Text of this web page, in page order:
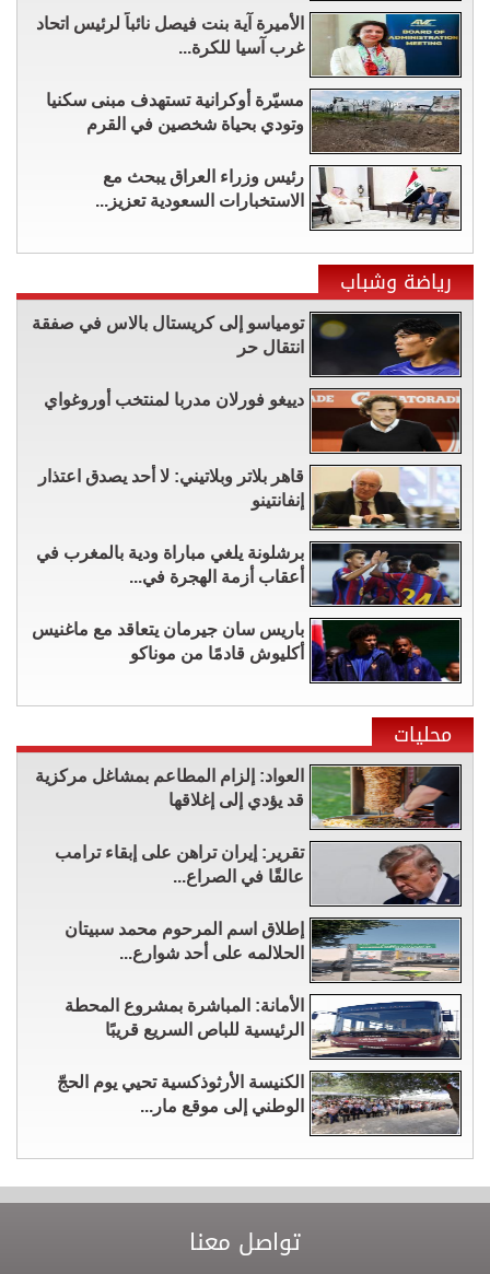
الأميرة آية بنت فيصل نائباً لرئيس اتحاد
غرب آسيا للكرة...
مسيّرة أوكرانية تستهدف مبنى سكنيا
وتودي بحياة شخصين في القرم
رئيس وزراء العراق يبحث مع
الاستخبارات السعودية تعزيز...
رياضة وشباب
تومياسو إلى كريستال بالاس في صفقة
انتقال حر
دييغو فورلان مدربا لمنتخب أوروغواي
قاهر بلاتر وبلاتيني: لا أحد يصدق اعتذار
إنفانتينو
برشلونة يلغي مباراة ودية بالمغرب في
أعقاب أزمة الهجرة في...
باريس سان جيرمان يتعاقد مع ماغنيس
أكليوش قادمًا من موناكو
محليات
العواد: إلزام المطاعم بمشاغل مركزية
قد يؤدي إلى إغلاقها
تقرير: إيران تراهن على إبقاء ترامب
عالقًا في الصراع...
إطلاق اسم المرحوم محمد سبيتان
الحلالمه على أحد شوارع...
الأمانة: المباشرة بمشروع المحطة
الرئيسية للباص السريع قريبًا
الكنيسة الأرثوذكسية تحيي يوم الحجّ
الوطني إلى موقع مار...
تواصل معنا